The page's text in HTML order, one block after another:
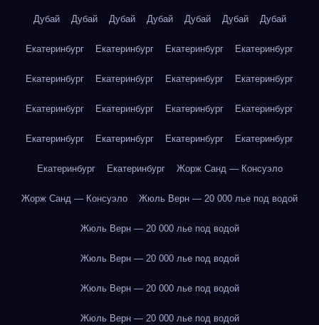
Дубай Дубай Дубай Дубай Дубай Дубай Дубай
Екатеринбург Екатеринбург Екатеринбург Екатеринбург
Екатеринбург Екатеринбург Екатеринбург Екатеринбург
Екатеринбург Екатеринбург Екатеринбург Екатеринбург
Екатеринбург Екатеринбург Екатеринбург Екатеринбург
Екатеринбург Екатеринбург Жорж Санд — Консуэло
Жорж Санд — Консуэло Жюль Верн — 20 000 лье под водой
Жюль Верн — 20 000 лье под водой
Жюль Верн — 20 000 лье под водой
Жюль Верн — 20 000 лье под водой
Жюль Верн — 20 000 лье под водой